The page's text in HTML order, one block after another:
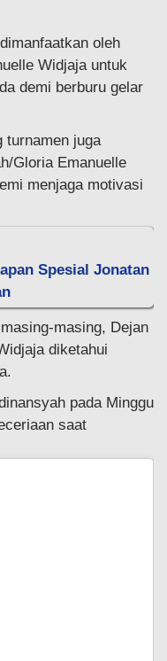
oleh
Widjaja untuk
demi berburu gelar
turnamen juga
Gloria Emanuelle
menjaga motivasi
Spesial Jonatan
masing, Dejan
diketahui
pada Minggu
saat